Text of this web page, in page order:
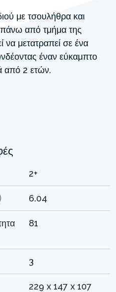
με τσουλήθρα και
από τμήμα της
να μετατραπεί σε ένα
έναν εύκαμπτο
από 2 ετών.
2+
6.04
81
3
229 x 147 x 107